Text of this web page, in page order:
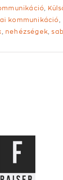
kommunikáció
nehézségek ,